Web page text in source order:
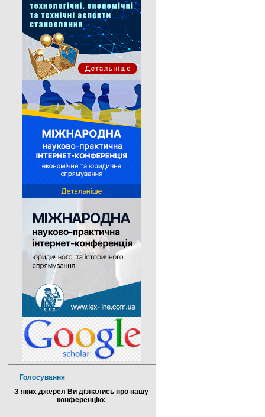
Голосування
З яких джерел Ви дізнались про нашу
конференцію: